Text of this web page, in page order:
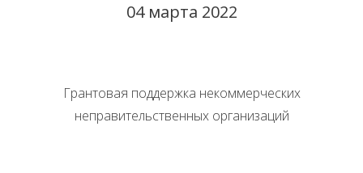
04 марта 2022
Грантовая поддержка некоммерческих
неправительственных организаций